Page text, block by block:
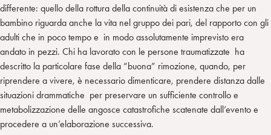
differente: quello della rottura della continuità di esistenza che per un
bambino riguarda anche la vita nel gruppo dei pari, del rapporto con gli
adulti che in poco tempo e in modo assolutamente imprevisto era
andato in pezzi. Chi ha lavorato con le persone traumatizzate ha
descritto la particolare fase della “buona” rimozione, quando, per
riprendere a vivere, è necessario dimenticare, prendere distanza dalle
situazioni drammatiche per preservare un sufficiente controllo e
metabolizzazione delle angosce catastrofiche scatenate dall’evento e
procedere a un’elaborazione successiva.